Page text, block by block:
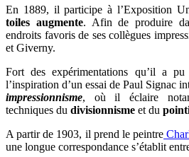
En 1889, il participe à l’Exposition
toiles augmente. Afin de produire
endroits favoris de ses collègues
et Giverny.
Fort des expérimentations qu’il a
l’inspiration d’un essai de Paul Signac
impressionnisme, où il éclaire
techniques du divisionnisme et du
A partir de 1903, il prend le peintre
une longue correspondance s’établit